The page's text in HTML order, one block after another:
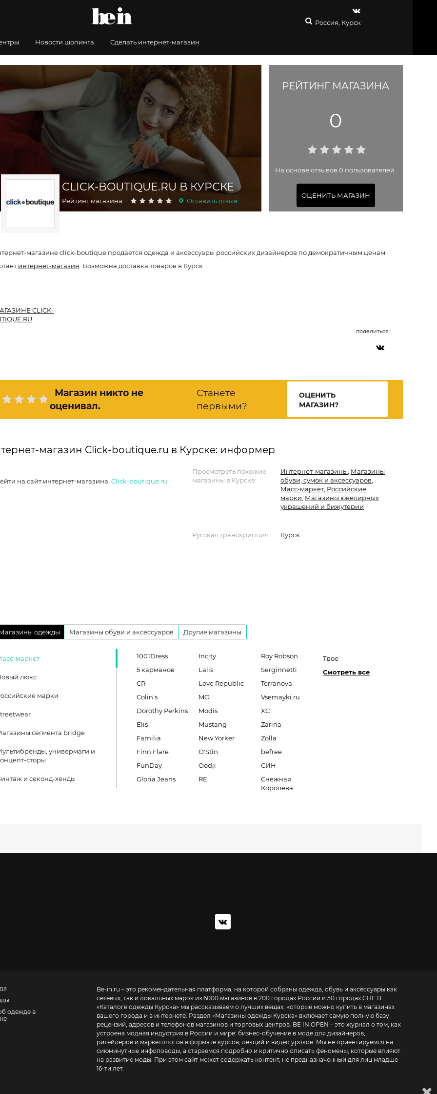
Россия, Курск
Новости шопинга Сделать интернет-магазин
CLICK-BOUTIQUE.RU В КУРСКЕ
Рейтинг магазина : 0 Оставить отзыв
РЕЙТИНГ МАГАЗИНА
0
На основе отзывов 0 пользователей.
ОЦЕНИТЬ МАГАЗИН
магазине click-boutique продается одежда и аксессуары российских дизайнеров по демократичным ценам
интернет-магазин . Возможна доставка товаров в Курск
CLICK-
поделиться:
Магазин никто не
оценивал.
Станете
первыми?
ОЦЕНИТЬ
МАГАЗИН?
магазин Click-boutique.ru в Курске: информер
на сайт интернет-магазина Click-boutique.ru
Просмотреть похожие
магазины в Курске:
Интернет-магазины Магазины
обуви, сумок и аксессуаров
Масс-маркет, Российские
марки Магазины ювелирных
украшений и бижутерии
Русская транскрипция: Курск
одежды Магазины обуви и аксессуаров Другие магазины
маркет
люкс
марки
сегмента bridge
универмаги и
сторы
и секонд-хенды
1001Dress
5 карманов
CR
Colin's
Dorothy Perkins
Elis
Familia
Finn Flare
FunDay
Gloria Jeans
Incity
Lalis
Love Republic
MO
Modis
Mustang
New Yorker
O'Stin
Oodji
RE
Roy Robson
Serginnetti
Terranova
Vsemayki.ru
XC
Zarina
Zolla
befree
СИН
Снежная
Королева
Твое
Смотреть все
одежде в
Be-in.ru – это рекомендательная платформа, на которой собраны одежда, обувь и аксессуары как
сетевых, так и локальных марок из 6000 магазинов в 200 городах России и 50 городах СНГ. В
«Каталоге одежды Курска» мы рассказываем о лучших вещах, которые можно купить в магазинах
вашего города и в интернете. Раздел «Магазины одежды Курска» включает самую полную базу
рецензий, адресов и телефонов магазинов и торговых центров. BE IN OPEN – это журнал о том, как
устроена модная индустрия в России и мире: бизнес-обучение в моде для дизайнеров,
ритейлеров и маркетологов в формате курсов, лекций и видео уроков. Мы не ориентируемся на
сиюминутные инфоповоды, а стараемся подробно и критично описать феномены, которые влияют
на развитие моды. При этом сайт может содержать контент, не предназначенный для лиц младше
16-ти лет.